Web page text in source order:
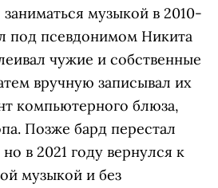
музыкой в 2010-
под псевдонимом Никита
чужие и собственные
вручную записывал их
компьютерного блюза,
Позже бард перестал
в 2021 году вернулся к
музыкой и без